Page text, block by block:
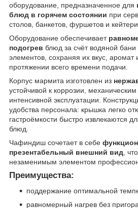
оборудование, предназначенное для
блюд в горячем состоянии при
столов, банкетов, фуршетов и
Оборудование обеспечивает
подогрев блюд за счёт водяной
элементов, сохраняя их вкус, аромат
протяжении всего времени подачи.
Корпус мармита изготовлен из
устойчивой к коррозии,
интенсивной эксплуатации.
удобства персонала: крышка легко
гастроёмкости быстро извлекаются
блюд.
Чафиндиш сочетает в себе
презентабельный внешний вид ,
незаменимым элементом
Преимущества:
поддержание оптимальной
равномерный нагрев без